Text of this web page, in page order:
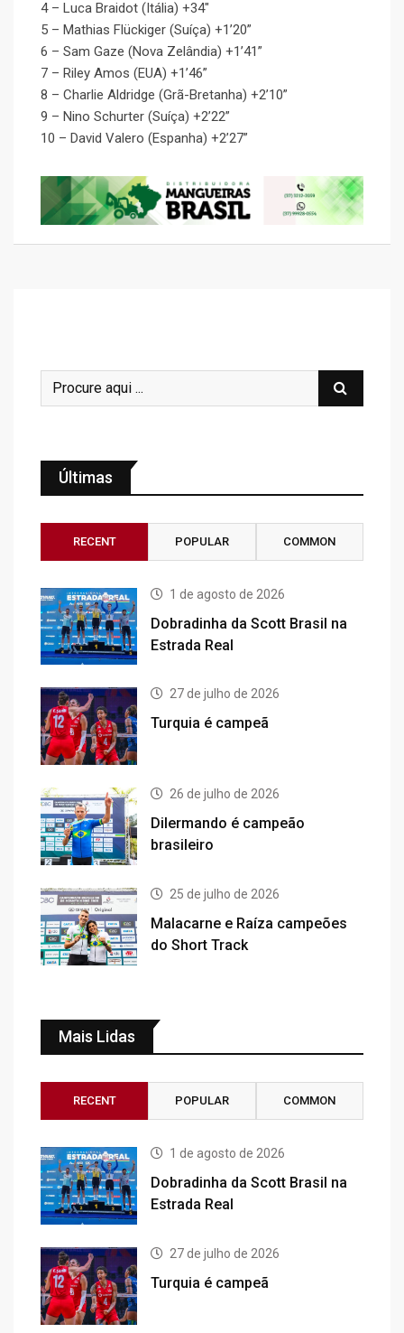
4 – Luca Braidot (Itália) +34″
5 – Mathias Flückiger (Suíça) +1’20”
6 – Sam Gaze (Nova Zelândia) +1’41”
7 – Riley Amos (EUA) +1’46”
8 – Charlie Aldridge (Grã-Bretanha) +2’10”
9 – Nino Schurter (Suíça) +2’22”
10 – David Valero (Espanha) +2’27”
Últimas
RECENT POPULAR COMMON
1 de agosto de 2026
Dobradinha da Scott Brasil na
Estrada Real
27 de julho de 2026
Turquia é campeã
26 de julho de 2026
Dilermando é campeão
brasileiro
25 de julho de 2026
Malacarne e Raíza campeões
do Short Track
Mais Lidas
RECENT POPULAR COMMON
1 de agosto de 2026
Dobradinha da Scott Brasil na
Estrada Real
27 de julho de 2026
Turquia é campeã